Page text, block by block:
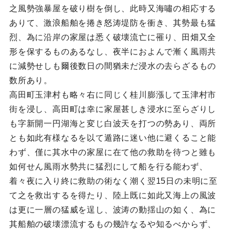
之風勢強暴屋を破り樹を倒し、此時又海嘯の相応する
ありて、激浪船舶を捲き怒涛堤防を衝き、其勢最も猛
烈、為に沿岸の家屋は悉く破壊流亡に罹り、田畑又全
形を保するものあるなし、夜半におよんで漸く風雨共
に減勢せしも爾後数日の間猶未だ浸水の去らざるもの
数所あり。
高田町玉津村も略々右に同じく桂川膨漲して玉津村市
街を浸し、高田町は幸に家屋甚しき浸水に至らざりし
も字新開一円湖海と変じ白波天を打つの勢あり、両所
とも如此有様なるを以て遁路に迷い他に避くること能
わず、僅に其水中の家屋に在て他の救助を待つと雖も
如何せん風雨水勢共に猛烈にして船を行る能わず、
着々夜に入り終に救助の術なく潮く翌15日の未明に至
て之を救出するを得たり、陸上既に如此又海上の風波
は更に一層の猛威を逞し、波涛の動揺山の如く、為に
其船舶の破壊漂流するもの幾許なるや知るべからず、